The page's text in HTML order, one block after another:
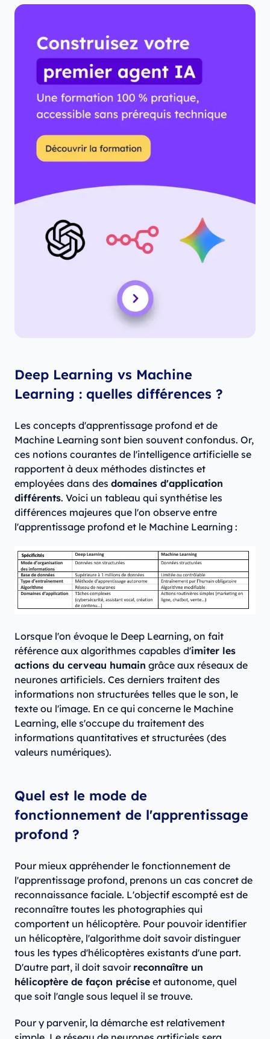
Deep Learning vs Machine
Learning : quelles différences ?
Les concepts d'apprentissage profond et de
Machine Learning sont bien souvent confondus. Or,
ces notions courantes de l'intelligence artificielle se
rapportent à deux méthodes distinctes et
employées dans des domaines d'application
différents. Voici un tableau qui synthétise les
différences majeures que l'on observe entre
l'apprentissage profond et le Machine Learning :
Lorsque l'on évoque le Deep Learning, on fait
référence aux algorithmes capables d'imiter les
actions du cerveau humain grâce aux réseaux de
neurones artificiels. Ces derniers traitent des
informations non structurées telles que le son, le
texte ou l'image. En ce qui concerne le Machine
Learning, elle s'occupe du traitement des
informations quantitatives et structurées (des
valeurs numériques).
Quel est le mode de
fonctionnement de l'apprentissage
profond ?
Pour mieux appréhender le fonctionnement de
l'apprentissage profond, prenons un cas concret de
reconnaissance faciale. L'objectif escompté est de
reconnaître toutes les photographies qui
comportent un hélicoptère. Pour pouvoir identifier
un hélicoptère, l'algorithme doit savoir distinguer
tous les types d'hélicoptères existants d'une part.
D'autre part, il doit savoir reconnaître un
hélicoptère de façon précise et autonome, quel
que soit l'angle sous lequel il se trouve.
Pour y parvenir, la démarche est relativement